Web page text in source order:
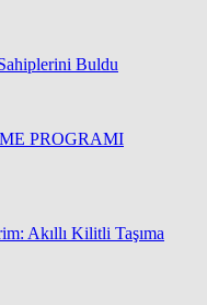
Buldu
PROGRAMI
Akıllı Kilitli Taşıma